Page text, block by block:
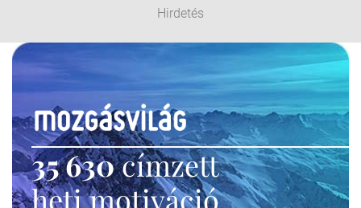
Hirdetés
35 630címzett
heti motiváció